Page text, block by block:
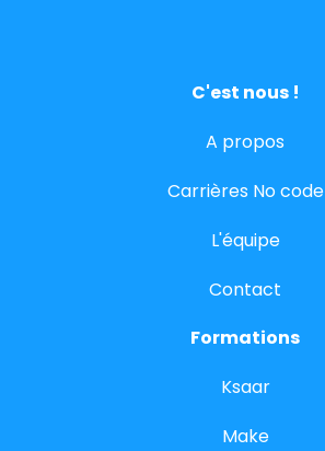
C'est nous !
A propos
Carrières No code
L'équipe
Contact
Formations
Ksaar
Make